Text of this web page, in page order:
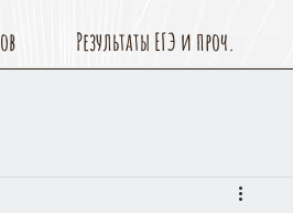
Результаты ЕГЭ и проч.